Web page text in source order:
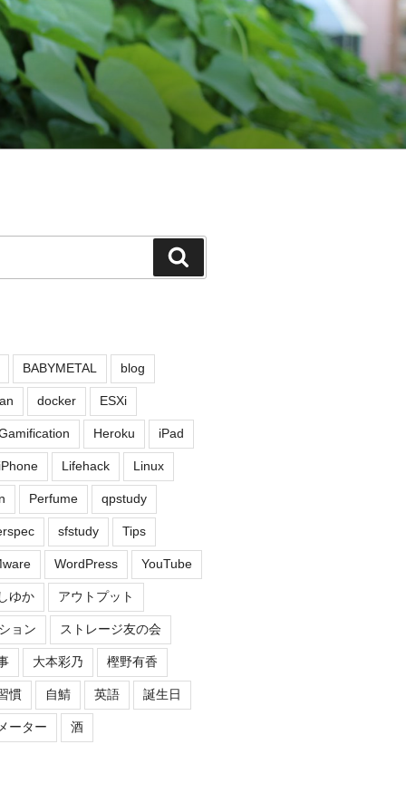
索
BABYMETAL blog
docker ESXi
Heroku iPad
Lifehack Linux
Perfume qpstudy
sfstudy Tips
WordPress YouTube
ゆか アウトプット
ョン ストレージ友の会
大本彩乃 樫野有香
慣 自鯖 英語 誕生日
ーター 酒